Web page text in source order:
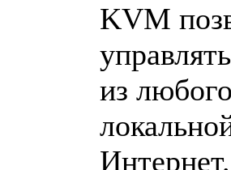
KVM
из